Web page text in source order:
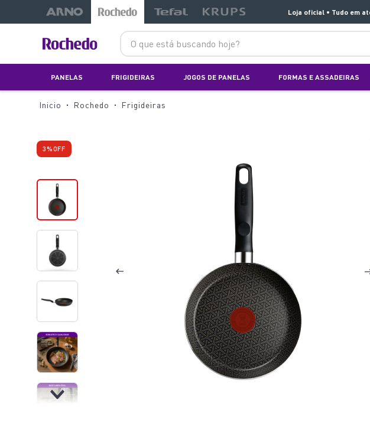
Loja oficial • Tudo em
O que está buscando hoje?
PANELAS FRIGIDEIRAS JOGOS DE PANELAS FORMAS E ASSADEIRAS
Rochedo Frigideiras
3%OFF